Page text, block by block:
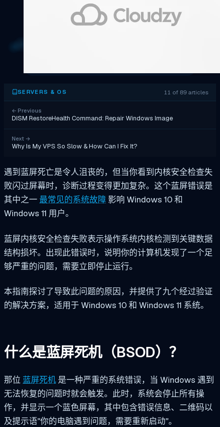
SERVERS & OS 11 of 89 articles
← Previous
DISM RestoreHealth Command: Repair Windows Image
Next →
Why Is My VPS So Slow & How Can I Fix It?
遇到蓝屏死亡是令人沮丧的，但当你看到内核安全检查失
败闪过屏幕时，诊断过程变得更加复杂。这个蓝屏错误是
其中之一最常见的系统故障 影响 Windows 10 和
Windows 11 用户。
蓝屏内核安全检查失败表示操作系统内核检测到关键数据
结构损坏。出现此错误时，说明你的计算机发现了一个足
够严重的问题，需要立即停止运行。
本指南探讨了导致此问题的原因，并提供了九个经过验证
的解决方案，适用于 Windows 10 和 Windows 11 系统。
什么是蓝屏死机（BSOD）？
那位 蓝屏死机 是一种严重的系统错误，当 Windows 遇到
无法恢复的问题时就会触发。此时，系统会停止所有操
作，并显示一个蓝色屏幕，其中包含错误信息、二维码以
及提示语"你的电脑遇到问题，需要重新启动"。